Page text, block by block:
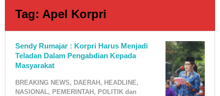
Tag: Apel Korpri
Sendy Rumajar : Korpri Harus Menjadi
Teladan Dalam Pengabdian Kepada
Masyarakat
BREAKING NEWS, DAERAH , HEADLINE,
NASIONAL, PEMERINTAH , POLITIK dan